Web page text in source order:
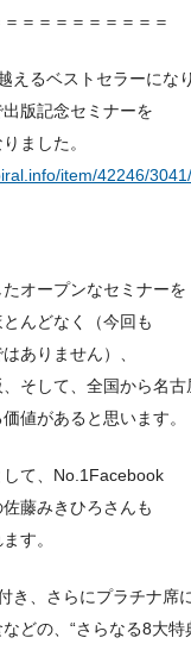
＝＝＝＝＝＝＝＝＝
えるベストセラーになり
版記念セミナーを
ました。
item/42246/3041/
オープンなセミナーを
んどなく（今回も
ありません）、
そして、全国から名古
値があると思います。
して、No.1Facebook
藤みきひろさんも
す。
き、さらにプラチナ席
どの、“さらなる8大特